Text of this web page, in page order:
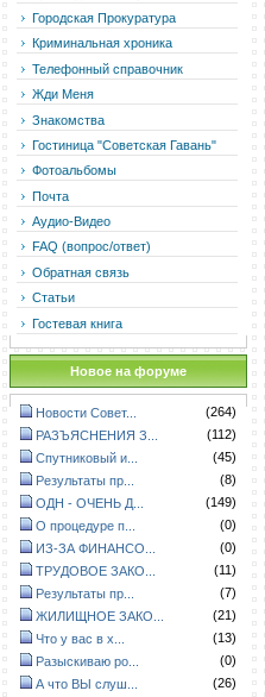
Городская Прокуратура
Криминальная хроника
Телефонный справочник
Жди Меня
Знакомства
Гостиница "Советская Гавань"
Фотоальбомы
Почта
Аудио-Видео
FAQ (вопрос/ответ)
Обратная связь
Статьи
Гостевая книга
Новое на форуме
Новости Совет...
(264)
РАЗЪЯСНЕНИЯ З...
(112)
Спутниковый и...
(45)
Результаты пр...
(8)
ОДН - ОЧЕНЬ Д...
(149)
О процедуре п...
(0)
ИЗ-ЗА ФИНАНСО...
(0)
ТРУДОВОЕ ЗАКО...
(11)
Результаты пр...
(7)
ЖИЛИЩНОЕ ЗАКО...
(21)
Что у вас в х...
(13)
Разыскиваю ро...
(0)
А что ВЫ слуш...
(26)